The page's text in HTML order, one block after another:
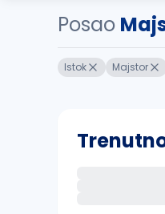
Posao
Istok Majstor